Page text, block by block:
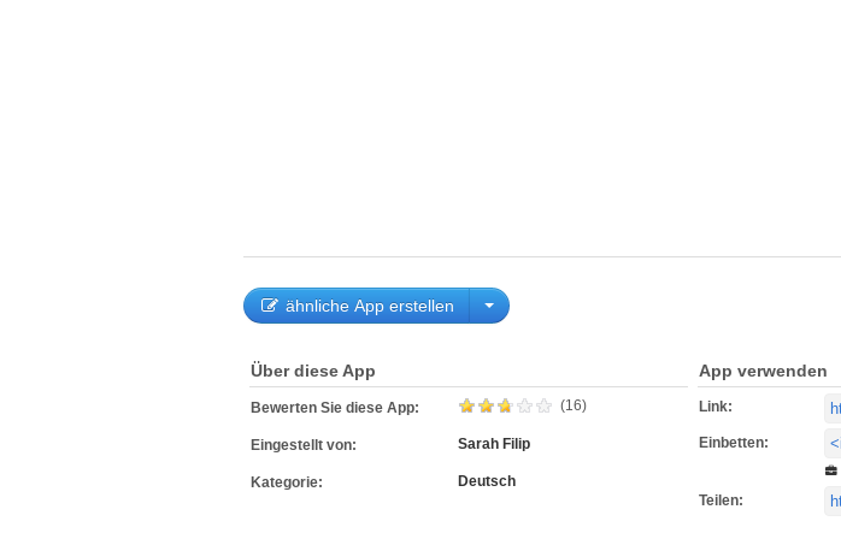
ähnliche App erstellen
Über diese App
Bewerten Sie diese App: (16)
Eingestellt von: Sarah Filip
Kategorie: Deutsch
App verwenden
Link:
Einbetten:
Teilen: